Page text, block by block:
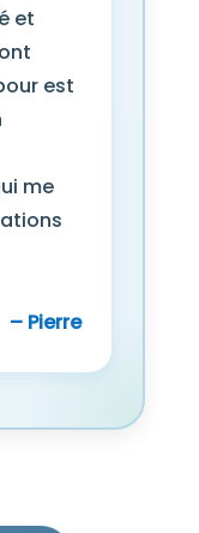
et
est
me
– Pierre